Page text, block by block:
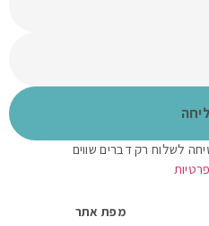
לשלוח רק דברים שווים
מפת אתר